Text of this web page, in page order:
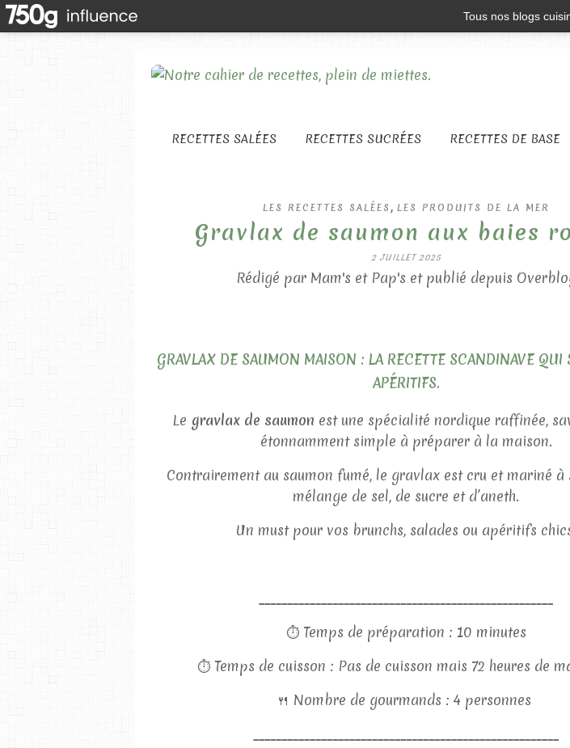
Tous nos blogs
RECETTES SALÉES RECETTES SUCRÉES RECETTES DE BASE
LES RECETTES SALÉES , LES PRODUITS DE LA MER
Gravlax de saumon aux baies
2 JUILLET 2025
Rédigé par Mam's et Pap's et publié depuis
GRAVLAX DE SAUMON MAISON : LA RECETTE SCANDINAVE QUI
APÉRITIFS.
Le gravlax de saumon est une spécialité nordique raffinée,
étonnamment simple à préparer à la maison.
Contrairement au saumon fumé, le gravlax est cru et mariné à
mélange de sel, de sucre et d’aneth.
Un must pour vos brunchs, salades ou apéritifs
⏱ Temps de préparation : 10 minutes
⏱ Temps de cuisson : Pas de cuisson mais 72 heures de
🍴 Nombre de gourmands : 4 personnes